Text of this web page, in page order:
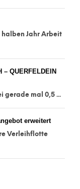
halben Jahr Arbeit
– QUERFELDEIN
gerade mal 0,5 ...
erweitert
Verleihflotte